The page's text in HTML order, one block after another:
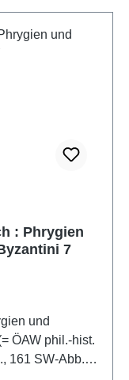
: Phrygien
7
und
ÖAW phil.-hist.
161 SW-Abb.